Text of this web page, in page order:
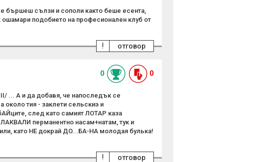
бършеш сълзи и сополи както беше есента,
ошамари подобието на професионален клуб от
отговор
!
0 0
А и да добавя, че напоследък се
около тия - заклети сельскиэ и
след като самият ЛОТАР каза
перманентно насам+натам, тук и
като НЕ докрай ДO...БA-HA молодая булька!
отговор
!